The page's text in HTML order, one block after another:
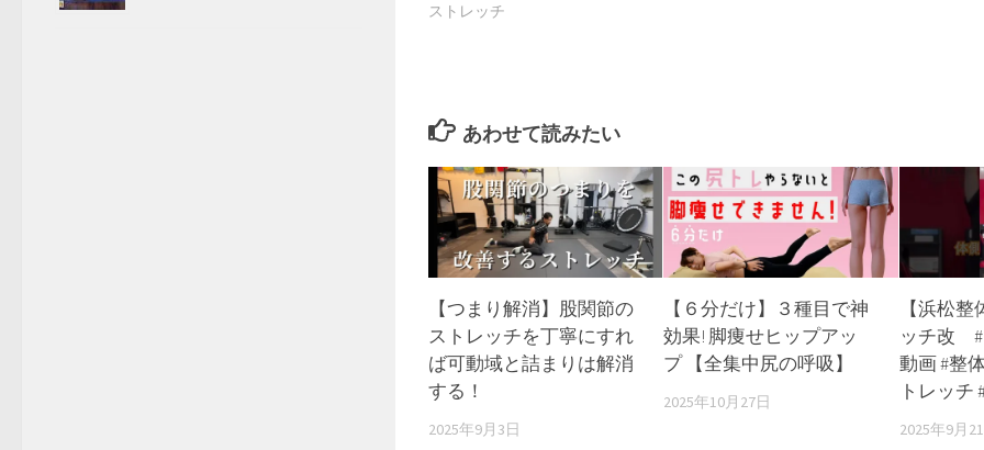
ストレッチ
あわせて読みたい
【つまり解消】股関節の
ストレッチを丁寧にすれ
ば可動域と詰まりは解消
する！
2025年9月3日
【６分だけ】３種目で神
効果! 脚痩せヒップアッ
プ 【全集中尻の呼吸】
2025年10月27日
【浜松
ッチ改 #
動画 #整
トレッチ
2025年9月